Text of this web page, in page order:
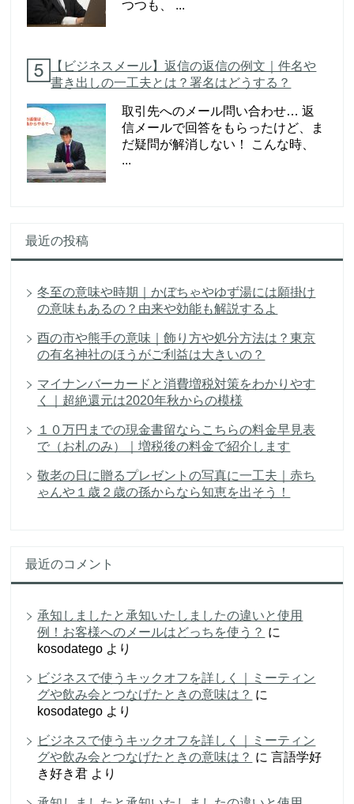
つつも、 ...
【ビジネスメール】返信の返信の例文｜件名や
書き出しの一工夫とは？署名はどうする？
取引先へのメール問い合わせ… 返
信メールで回答をもらったけど、ま
だ疑問が解消しない！ こんな時、
...
最近の投稿
冬至の意味や時期｜かぼちゃやゆず湯には願掛け
の意味もあるの？由来や効能も解説するよ
酉の市や熊手の意味｜飾り方や処分方法は？東京
の有名神社のほうがご利益は大きいの？
マイナンバーカードと消費増税対策をわかりやす
く｜超絶還元は2020年秋からの模様
１０万円までの現金書留ならこちらの料金早見表
で（お札のみ）｜増税後の料金で紹介します
敬老の日に贈るプレゼントの写真に一工夫｜赤ち
ゃんや１歳２歳の孫からなら知恵を出そう！
最近のコメント
承知しましたと承知いたしましたの違いと使用
例！お客様へのメールはどっちを使う？ に
kosodatego より
ビジネスで使うキックオフを詳しく｜ミーティン
グや飲み会とつなげたときの意味は？ に
kosodatego より
ビジネスで使うキックオフを詳しく｜ミーティン
グや飲み会とつなげたときの意味は？ に言語学好
き好き君 より